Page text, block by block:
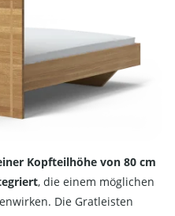
Kopfteilhöhe von 80 cm
, die einem möglichen
Die Gratleisten